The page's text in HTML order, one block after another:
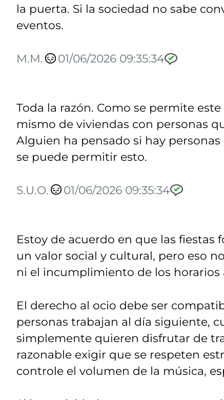
la puerta. Si la sociedad no sabe
eventos.
M.M. 01/06/2026 09:35:34
Toda la razón. Como se permite
mismo de viviendas con personas
Alguien ha pensado si hay
se puede permitir esto.
S.U.O. 01/06/2026 09:35:34
Estoy de acuerdo en que las
un valor social y cultural, pero eso
ni el incumplimiento de los horarios
El derecho al ocio debe ser
personas trabajan al día siguiente,
simplemente quieren disfrutar de
razonable exigir que se respeten
controle el volumen de la música,